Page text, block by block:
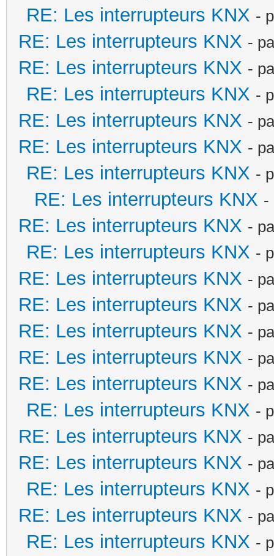
RE: Les interrupteurs KNX -
RE: Les interrupteurs KNX -
RE: Les interrupteurs KNX -
RE: Les interrupteurs KNX -
RE: Les interrupteurs KNX -
RE: Les interrupteurs KNX -
RE: Les interrupteurs KNX -
RE: Les interrupteurs KNX -
RE: Les interrupteurs KNX -
RE: Les interrupteurs KNX -
RE: Les interrupteurs KNX -
RE: Les interrupteurs KNX -
RE: Les interrupteurs KNX -
RE: Les interrupteurs KNX -
RE: Les interrupteurs KNX -
RE: Les interrupteurs KNX -
RE: Les interrupteurs KNX -
RE: Les interrupteurs KNX -
RE: Les interrupteurs KNX -
RE: Les interrupteurs KNX -
RE: Les interrupteurs KNX -